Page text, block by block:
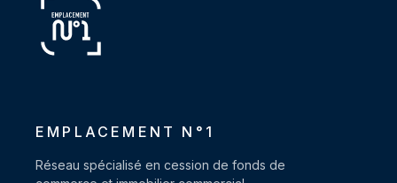
EMPLACEMENT N°1
Réseau spécialisé en cession de fonds de